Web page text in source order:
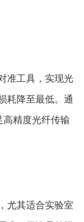
准工具，实现光
耗降至最低。通
精度光纤传输
尤其适合实验室